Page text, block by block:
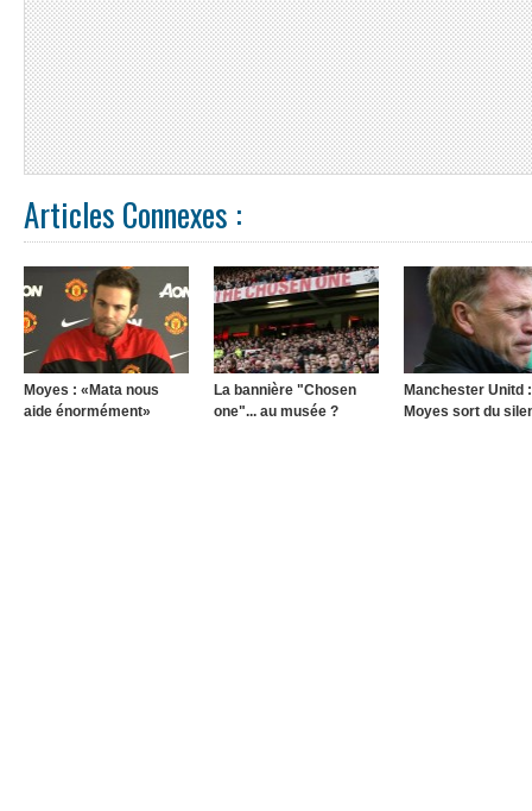
Articles Connexes :
Moyes : «Mata nous
aide énormément»
La bannière "Chosen
one"... au musée ?
Manchester Unitd :
Moyes sort du